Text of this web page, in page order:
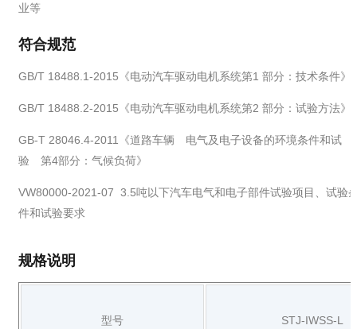
业等
符合规范
GB/T 18488.1-2015《电动汽车驱动电机系统第1 部分：技术条件》
GB/T 18488.2-2015《电动汽车驱动电机系统第2 部分：试验方法》
GB-T 28046.4-2011《道路车辆 电气及电子设备的环境条件和试
验 第4部分：气候负荷》
VW80000-2021-07 3.5吨以下汽车电气和电子部件试验项目、试验
件和试验要求
规格说明
型号 STJ-IWSS-L